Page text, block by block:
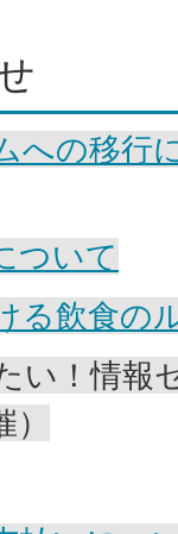
への移行
ついて
る飲食の
い！情報